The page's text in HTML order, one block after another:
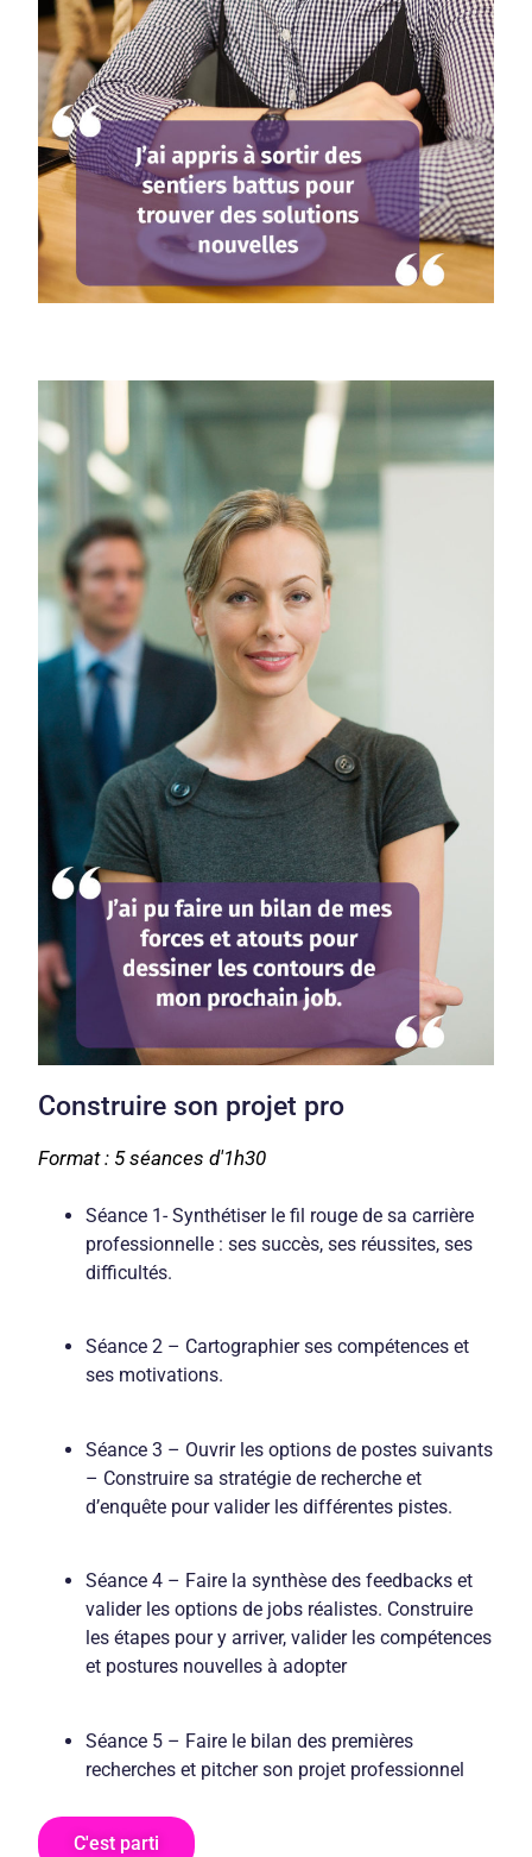
Construire son projet pro
Format : 5 séances d'1h30
Séance 1- Synthétiser le fil rouge de sa carrière
professionnelle : ses succès, ses réussites, ses
difficultés.
Séance 2 – Cartographier ses compétences et
ses motivations.
Séance 3 – Ouvrir les options de postes suivants
– Construire sa stratégie de recherche et
d’enquête pour valider les différentes pistes.
Séance 4 – Faire la synthèse des feedbacks et
valider les options de jobs réalistes. Construire
les étapes pour y arriver, valider les compétences
et postures nouvelles à adopter
Séance 5 – Faire le bilan des premières
recherches et pitcher son projet professionnel
C'est parti